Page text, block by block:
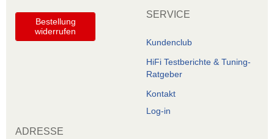
Bestellung
widerrufen
SERVICE
Kundenclub
HiFi Testberichte & Tuning-
Ratgeber
Kontakt
Log-in
ADRESSE